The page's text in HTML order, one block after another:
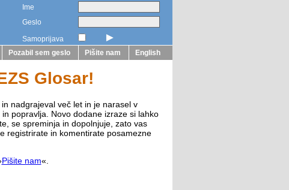
Ime
Geslo
Samoprijava
►
Pozabil sem geslo Pišite nam English
Glosar!
nadgrajeval več let in je narasel v
popravlja. Novo dodane izraze si lahko
se spreminja in dopolnjuje, zato vas
registrirate in komentirate posamezne
Pišite nam«.